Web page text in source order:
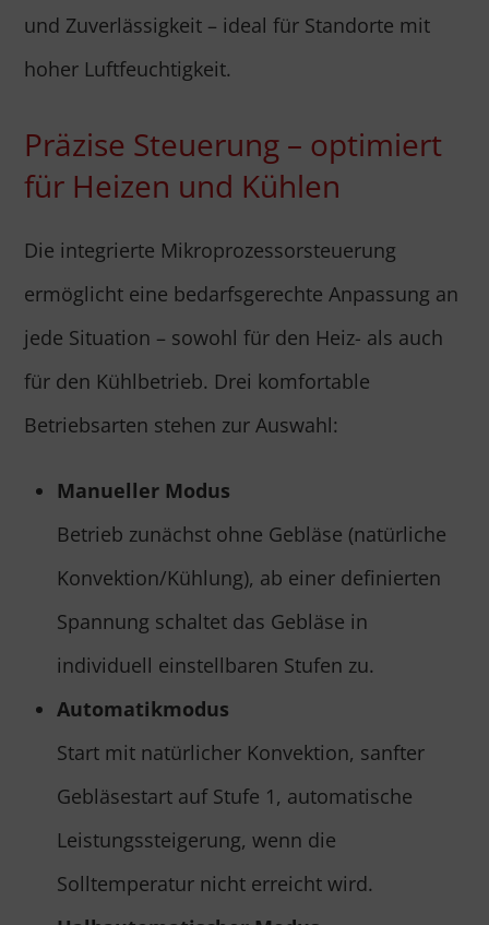
und Zuverlässigkeit – ideal für Standorte mit
hoher Luftfeuchtigkeit.
Präzise Steuerung – optimiert
für Heizen und Kühlen
Die integrierte Mikroprozessorsteuerung
ermöglicht eine bedarfsgerechte Anpassung an
jede Situation – sowohl für den Heiz- als auch
für den Kühlbetrieb. Drei komfortable
Betriebsarten stehen zur Auswahl:
Manueller Modus
Betrieb zunächst ohne Gebläse (natürliche
Konvektion/Kühlung), ab einer definierten
Spannung schaltet das Gebläse in
individuell einstellbaren Stufen zu.
Automatikmodus
Start mit natürlicher Konvektion, sanfter
Gebläsestart auf Stufe 1, automatische
Leistungssteigerung, wenn die
Solltemperatur nicht erreicht wird.